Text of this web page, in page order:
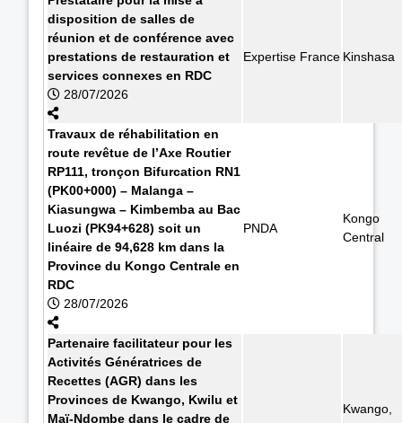
disposition de salles de
réunion et de conférence avec
prestations de restauration et
services connexes en RDC
28/07/2026
Expertise France Kinshasa
Travaux de réhabilitation en
route revêtue de l’Axe Routier
RP111, tronçon Bifurcation RN1
(PK00+000) – Malanga –
Kiasungwa – Kimbemba au Bac
Luozi (PK94+628) soit un
linéaire de 94,628 km dans la
Province du Kongo Centrale en
RDC
28/07/2026
PNDA
Kongo
Central
Partenaire facilitateur pour les
Activités Génératrices de
Recettes (AGR) dans les
Provinces de Kwango, Kwilu et
Maï-Ndombe dans le cadre de
Kwango,